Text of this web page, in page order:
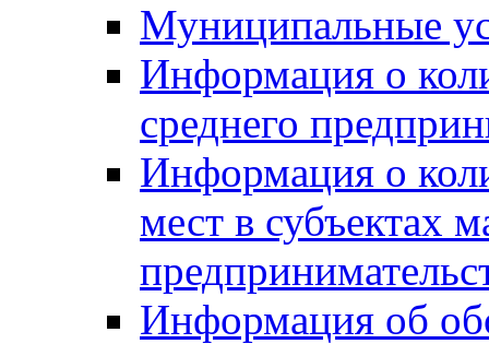
Муниципальные
Информация о
среднего
Информация о
мест в субъектах
Информация об